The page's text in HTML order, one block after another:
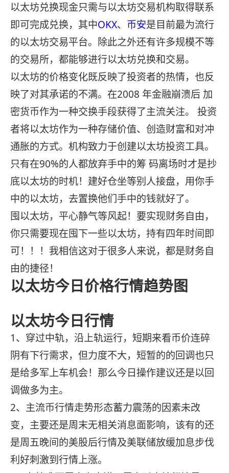
以太坊兑换现金只需与以太坊交易机构取得联系
即可完成兑换，其中OKX、 币安是目前最为流行
的以太坊交易平台。除此之外还有许多规模不等
的交易所，都能够进行以太坊兑换和交易。
以太坊的价格变化既反映了投资者的热情，也反
映了对其承诺的不满。在2008 年金融崩溃后 加
密货币作为一种交换手段获得了主流关注。 投资
者将以太坊作为一种存储价值、创造财富和对冲
通胀的方式。机构致力于创建以太坊投资工具。
只有在90%的人都放弃手中的筹 码离场时才是抄
底以太坊的时机！建好仓坐等别人接盘，用你手
中的以太坊，去置换他们手中的钱就好了。
囤以太坊，平心静气等风起！要实现财务自由，
你只需要现在囤下一些以太坊，持有四年时间即
可！！！我相信这对于很多人来说，都是财务自
由的捷径！
以太坊今日价格行情趋势图
以太坊今日行情
1、穿过中轨，沿上轨运行，短期来看币价连碎
阴有下行需求，但力度不大，短暂的的回调也只
是给多军上车机会！那么今日操作建议还是以回
调做多为主。
2、主流币行情走势形态蓄力震荡的因素未改
变，主要还是周末无相关消息面影响，该有的还
是周五晚间的美股后行情及美联储放缓加息步伐
利好刺激到行情上涨。